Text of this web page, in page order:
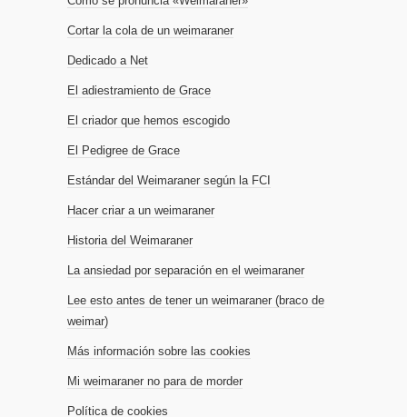
Cortar la cola de un weimaraner
Dedicado a Net
El adiestramiento de Grace
El criador que hemos escogido
El Pedigree de Grace
Estándar del Weimaraner según la FCI
Hacer criar a un weimaraner
Historia del Weimaraner
La ansiedad por separación en el weimaraner
Lee esto antes de tener un weimaraner (braco de
weimar)
Más información sobre las cookies
Mi weimaraner no para de morder
Política de cookies